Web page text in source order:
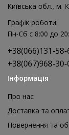
Київська обл., м.
Графік роботи:
Пн-Сб с 8:00 до
+38(066)131-58-
+38(067)968-30-
Інформація
Про нас
Доставка та
Повернення та